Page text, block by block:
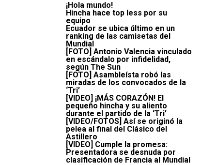
¡Hola mundo!
Hincha hace top less por su
equipo
Ecuador se ubica último en un
ranking de las camisetas del
Mundial
[FOTO] Antonio Valencia vinculado
en escándalo por infidelidad,
según The Sun
[FOTO] Asambleísta robó las
miradas de los convocados de la
‘Tri’
[VIDEO] ¡MÁS CORAZÓN! El
pequeño hincha y su aliento
durante el partido de la ‘Tri’
[VIDEO/FOTOS] Así se originó la
pelea al final del Clásico del
Astillero
[VIDEO] Cumple la promesa:
Presentadora se desnuda por
clasificación de Francia al Mundial